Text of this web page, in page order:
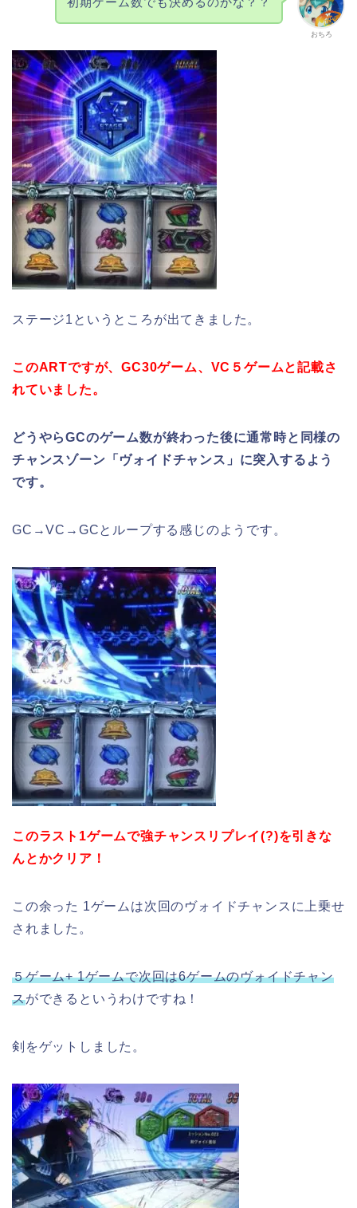
おちろ
ステージ1というところが出てきました。
このARTですが、GC30ゲーム、VC５ゲームと記載さ
れていました。
どうやらGCのゲーム数が終わった後に通常時と同様の
チャンスゾーン「ヴォイドチャンス」に突入するよう
です。
GC→VC→GCとループする感じのようです。
このラスト1ゲームで強チャンスリプレイ(?)を引きな
んとかクリア！
この余った 1ゲームは次回のヴォイドチャンスに上乗せ
されました。
５ゲーム+ 1ゲームで次回は6ゲームのヴォイドチャン
スができるというわけですね！
剣をゲットしました。